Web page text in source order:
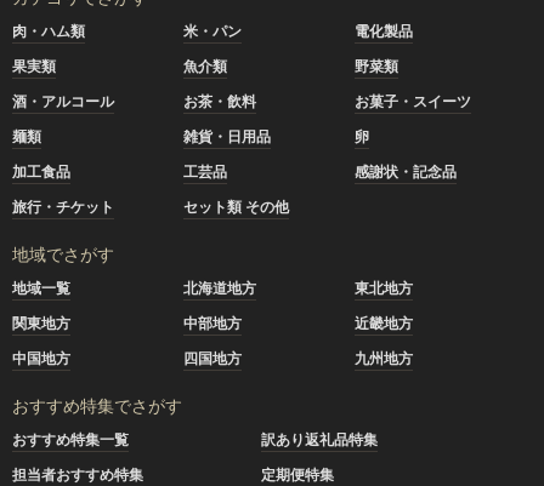
肉・ハム類 米・パン
電化製品
果実類
魚介類
野菜類
酒・アルコール
お茶・飲料
お菓子・スイーツ
麺類
雑貨・日用品
卵
加工食品
工芸品
感謝状・記念品
旅行・チケット
セット類 その他
地域でさがす
地域一覧 北海道地方
東北地方
関東地方
中部地方
近畿地方
中国地方
四国地方 九州地方
おすすめ特集でさがす
おすすめ特集一覧
訳あり返礼品特集
担当者おすすめ特集
定期便特集